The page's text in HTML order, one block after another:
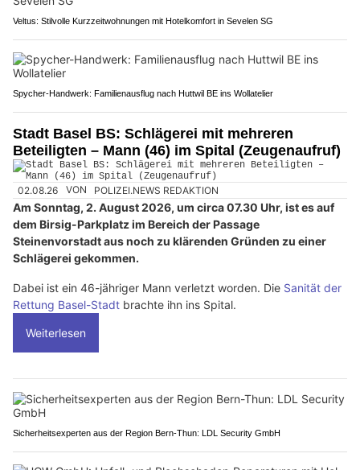
Veltus: Stilvolle Kurzzeitwohnungen mit Hotelkomfort in Sevelen SG
Spycher-Handwerk: Familienausflug nach Huttwil BE ins Wollatelier
Stadt Basel BS: Schlägerei mit mehreren
Beteiligten – Mann (46) im Spital (Zeugenaufruf)
02.08.26 VON POLIZEI.NEWS REDAKTION
Am Sonntag, 2. August 2026, um circa 07.30 Uhr, ist es auf
dem Birsig-Parkplatz im Bereich der Passage
Steinenvorstadt aus noch zu klärenden Gründen zu einer
Schlägerei gekommen.
Dabei ist ein 46-jähriger Mann verletzt worden. Die Sanität der
Rettung Basel-Stadt brachte ihn ins Spital.
Weiterlesen
Sicherheitsexperten aus der Region Bern-Thun: LDL Security GmbH